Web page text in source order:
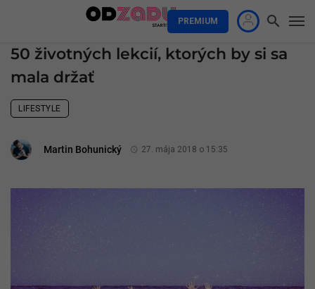
PREMIUM
50 životných lekcií, ktorých by si sa
mala držať
LIFESTYLE
Martin Bohunický 27. mája 2018 o 15:35